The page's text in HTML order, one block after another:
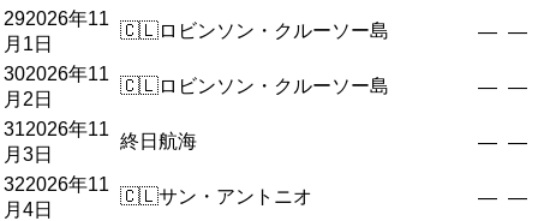
292026年11
月1日
🇨🇱ロビンソン・クルーソー島 — —
302026年11
月2日
🇨🇱ロビンソン・クルーソー島 — —
312026年11
月3日
終日航海 — —
322026年11
月4日
🇨🇱サン・アントニオ — —